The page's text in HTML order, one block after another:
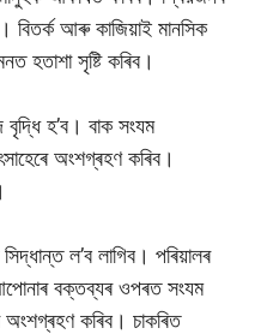
বিতৰ্ক আৰু কাজিয়াই মানসিক
হতাশা সৃষ্টি কৰিব।
হ’ব। বাক সংযম
অংশগ্ৰহণ কৰিব।
ল’ব লাগিব। পৰিয়ালৰ
বক্তব্যৰ ওপৰত সংযম
কৰিব। চাকৰিত